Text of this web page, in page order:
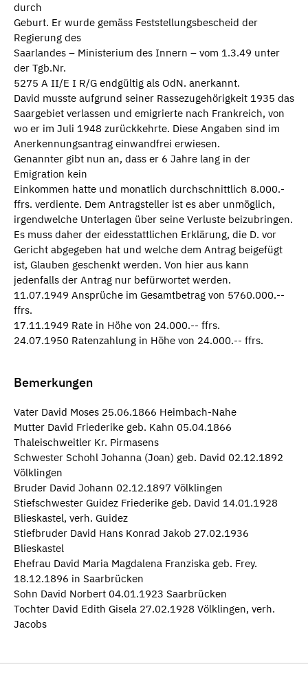
durch
Geburt. Er wurde gemäss Feststellungsbescheid der
Regierung des
Saarlandes – Ministerium des Innern – vom 1.3.49 unter
der Tgb.Nr.
5275 A II/E I R/G endgültig als OdN. anerkannt.
David musste aufgrund seiner Rassezugehörigkeit 1935 das
Saargebiet verlassen und emigrierte nach Frankreich, von
wo er im Juli 1948 zurückkehrte. Diese Angaben sind im
Anerkennungsantrag einwandfrei erwiesen.
Genannter gibt nun an, dass er 6 Jahre lang in der
Emigration kein
Einkommen hatte und monatlich durchschnittlich 8.000.-
ffrs. verdiente. Dem Antragsteller ist es aber unmöglich,
irgendwelche Unterlagen über seine Verluste beizubringen.
Es muss daher der eidesstattlichen Erklärung, die D. vor
Gericht abgegeben hat und welche dem Antrag beigefügt
ist, Glauben geschenkt werden. Von hier aus kann
jedenfalls der Antrag nur befürwortet werden.
11.07.1949 Ansprüche im Gesamtbetrag von 5760.000.--
ffrs.
17.11.1949 Rate in Höhe von 24.000.-- ffrs.
24.07.1950 Ratenzahlung in Höhe von 24.000.-- ffrs.
Bemerkungen
Vater David Moses 25.06.1866 Heimbach-Nahe
Mutter David Friederike geb. Kahn 05.04.1866
Thaleischweitler Kr. Pirmasens
Schwester Schohl Johanna (Joan) geb. David 02.12.1892
Völklingen
Bruder David Johann 02.12.1897 Völklingen
Stiefschwester Guidez Friederike geb. David 14.01.1928
Blieskastel, verh. Guidez
Stiefbruder David Hans Konrad Jakob 27.02.1936
Blieskastel
Ehefrau David Maria Magdalena Franziska geb. Frey.
18.12.1896 in Saarbrücken
Sohn David Norbert 04.01.1923 Saarbrücken
Tochter David Edith Gisela 27.02.1928 Völklingen, verh.
Jacobs